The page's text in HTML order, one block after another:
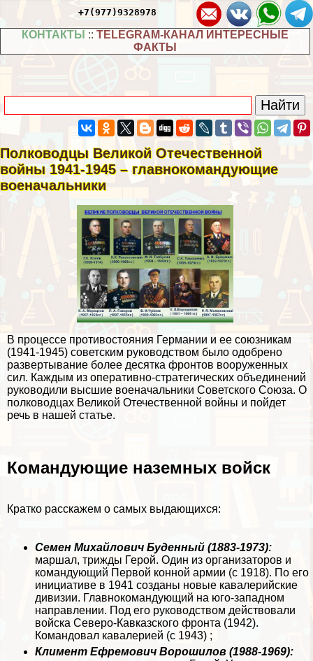
+7(977)9328978
КОНТАКТЫ :: TELEGRAM-КАНАЛ ИНТЕРЕСНЫЕ
ФАКТЫ
Полководцы Великой Отечественной
войны 1941-1945 – главнокомaндующие
военачальники
В процессе противостояния Германии и ее союзникам
(1941-1945) советским руководством было одобрено
развертывание более десятка фронтов вооруженных
сил. Каждым из оперативно-стратегических объединений
руководили высшие военачальники Советского Союза. О
полководцах Великой Отечественной войны и пойдет
речь в нашей статье.
Комaндующие наземных войск
Кратко расскажем о самых выдающихся:
Семен Михайлович Буденный (1883-1973):
маршал, трижды Герой. Один из организаторов и
комaндующий Первой конной армии (с 1918). По его
инициативе в 1941 созданы новые кавалерийские
дивизии. Главнокомaндующий на юго-западном
направлении. Под его руководством действовали
войска Северо-Кавказского фронта (1942).
Комaндовал кавалерией (с 1943) ;
Климент Ефремович Ворошилов (1988-1969):